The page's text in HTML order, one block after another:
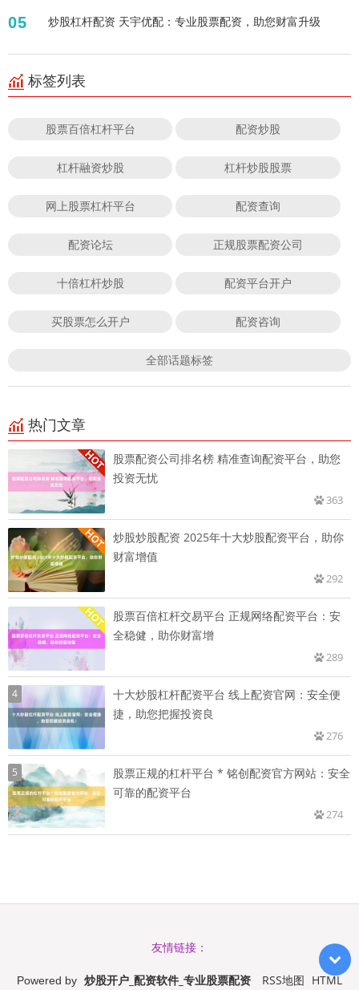
05 炒股杠杆配资 天宇优配：专业股票配资，助您财富升级
标签列表
股票百倍杠杆平台 配资炒股
杠杆融资炒股 杠杆炒股股票
网上股票杠杆平台 配资查询
配资论坛 正规股票配资公司
十倍杠杆炒股 配资平台开户
买股票怎么开户 配资咨询
全部话题标签
热门文章
股票配资公司排名榜 精准查询配资平台，助您
投资无忧
363
炒股炒股配资 2025年十大炒股配资平台，助你
财富增值
292
股票百倍杠杆交易平台 正规网络配资平台：安
全稳健，助你财富增
289
4
十大炒股杠杆配资平台 线上配资官网：安全便
捷，助您把握投资良
276
5
股票正规的杠杆平台 * 铭创配资官方网站：安全
可靠的配资平台
274
友情链接：
Powered by 炒股开户_配资软件_专业股票配资 RSS地图 HTML